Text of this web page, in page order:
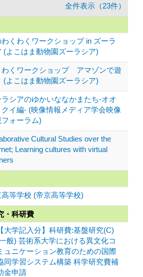
全件表示（23件）
くわくワークショップ in ズーラ
(よこはま動物園ズーラシア)
わくワークショップ アマゾンで遊
(よこはま動物園ズーラシア)
ラシアのゆかいななかまたち-オオ
クイ編- (映像情報メディア学会映像
ォーラム)
Cultural Studies over the
Learning cultures with virtual
等学校 (帝京高等学校)
・科研費
【大学記入分】科研費:基盤研究(C)
般) 芸術系大学における異文化コ
ュニケーション教育のための国際
同学習システム構築 科学研究費補
金申請